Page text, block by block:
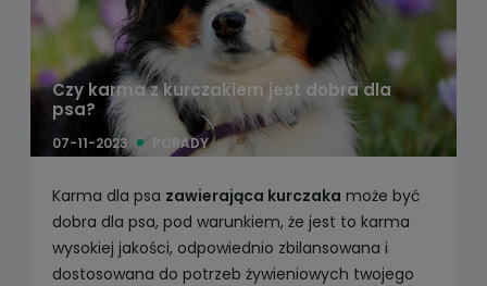
Czy karma z kurczakiem jest dobra dla
psa?
07-11-2023 PORADY
Karma dla psa zawierająca kurczaka może być
dobra dla psa, pod warunkiem, że jest to karma
wysokiej jakości, odpowiednio zbilansowana i
dostosowana do potrzeb żywieniowych twojego